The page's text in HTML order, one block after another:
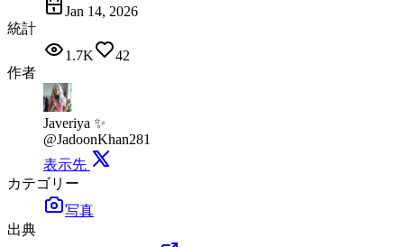
Jan 14, 2026
統計
1.7K
42
作者
Javeriya ✨
@JadoonKhan281
表示先
カテゴリー
写真
出典